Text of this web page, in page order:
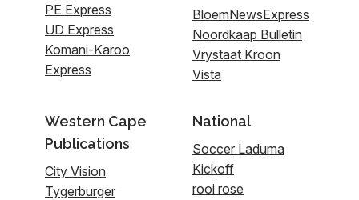
PE Express
UD Express
Komani-Karoo
Express
BloemNewsExpress
Noordkaap Bulletin
Vrystaat Kroon
Vista
Western Cape
Publications
City Vision
Tygerburger
National
Soccer Laduma
Kickoff
rooi rose